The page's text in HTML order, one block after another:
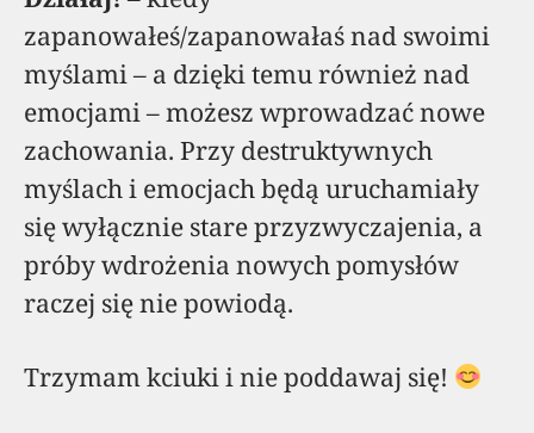
zapanowałeś/zapanowałaś nad swoimi
myślami – a dzięki temu również nad
emocjami – możesz wprowadzać nowe
zachowania. Przy destruktywnych
myślach i emocjach będą uruchamiały
się wyłącznie stare przyzwyczajenia, a
próby wdrożenia nowych pomysłów
raczej się nie powiodą.
Trzymam kciuki i nie poddawaj się!